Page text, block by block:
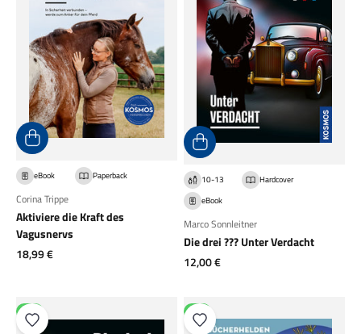
eBook Paperback
Corina Trippe
Aktiviere die Kraft des
Vagusnervs
Angebot
18,99 €
10-13
Hardcover
eBook
Marco Sonnleitner
Die drei ??? Unter Verdacht
Angebot
12,00 €
NEU NEU